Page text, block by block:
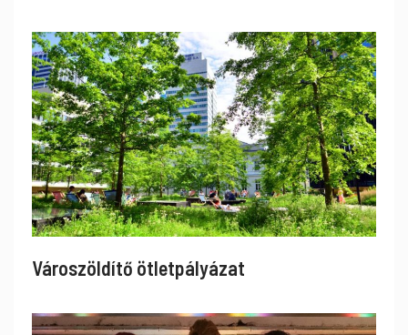
Városzöldítő ötletpályázat